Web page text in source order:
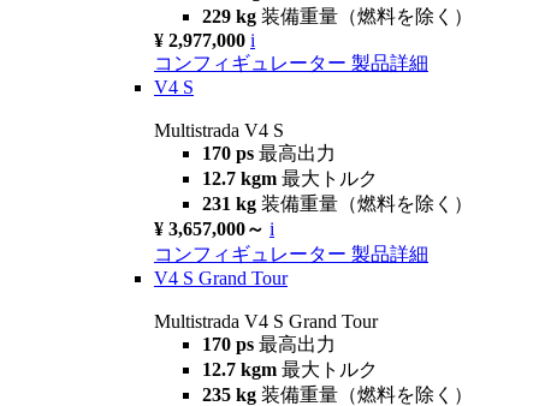
229 kg 装備重量（燃料を除く）
¥ 2,977,000 i
コンフィギュレーター 製品詳細
V4 S
Multistrada V4 S
170 ps 最高出力
12.7 kgm 最大トルク
231 kg 装備重量（燃料を除く）
¥ 3,657,000～ i
コンフィギュレーター 製品詳細
V4 S Grand Tour
Multistrada V4 S Grand Tour
170 ps 最高出力
12.7 kgm 最大トルク
235 kg 装備重量（燃料を除く）